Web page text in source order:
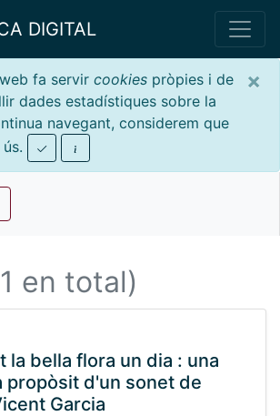
DIGITAL
×
fa servir cookies pròpies i de
dades estadístiques sobre la
navegant, considerem que
en total)
la bella flora un dia : una
propòsit d'un sonet de
Garcia